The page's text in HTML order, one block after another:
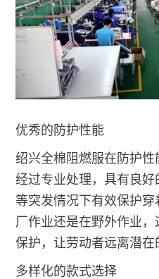
优秀的防护性能
绍兴全棉阻燃服在防护
经过专业处理，具有良
等突发情况下有效保护
厂作业还是在野外作业
保护，让劳动者远离潜在
多样化的款式选择